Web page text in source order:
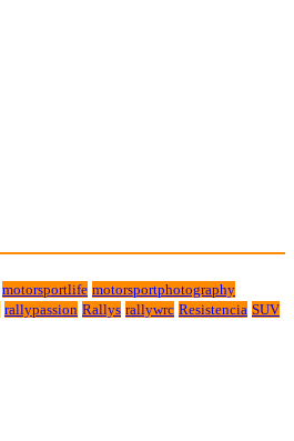
motorsportlife motorsportphotography
rallypassion Rallys rallywrc Resistencia SUV